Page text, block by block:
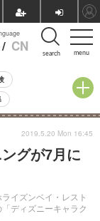
menu
/ CN search
受験
グが7月に
イズンベイ・レスト
ディズニーキャラク
2019.5.20 Mon 16:45